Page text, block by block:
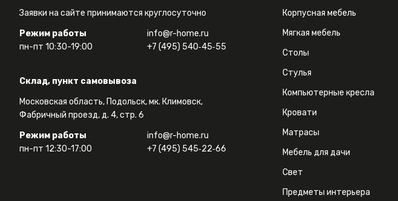
Заявки на сайте принимаются круглосуточно
Режим работы
пн-пт 10:30-19:00
info@r-home.ru
+7 (495) 540‑45‑55
Склад, пункт самовывоза
Московская область, Подольск, мк. Климовск,
Фабричный проезд, д. 4, стр. 6
Режим работы
пн-пт 12:30-17:00
info@r-home.ru
+7 (495) 545‑22‑66
Корпусная мебель
Мягкая мебель
Столы
Стулья
Компьютерные кресла
Кровати
Матрасы
Мебель для дачи
Свет
Предметы интерьера